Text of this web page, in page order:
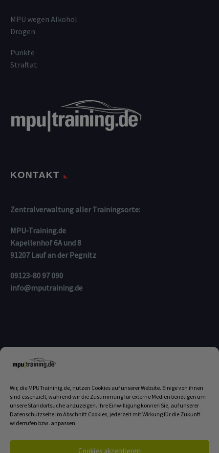
Wir, die MPUTraininig.de, nutzen Cookies auf unserer Website. Einige von ihnen
sind essenziell, während wir die Zustimmung für externe Medien benötigen um
unsere Standortsuche anzuzeigen. Ihre Einwilligung können Sie, auf unserer
Datenschutzseite im Abschnitt Cookies, jederzeit mit Wirkung für die Zukunft
widerrufen bzw. anpassen.
Cookies akzeptieren
MPU wegen Alkohol
Drogen
Punkte
Straftat
KONTAKT
Zentralverwaltung aller Trainingsorte:
MPU-Training.de
Kapellenhof 6A und 8
91207 Lauf an der Pegnitz
09123-80 97 090
info@mputraining.de
Login Kontakt Haftungsausschluss